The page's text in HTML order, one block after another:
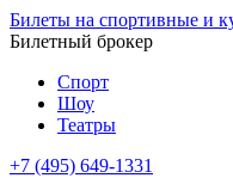
Билеты на спортивные и
Билетный брокер
Спорт
Шоу
Театры
+7 (495) 649-1331